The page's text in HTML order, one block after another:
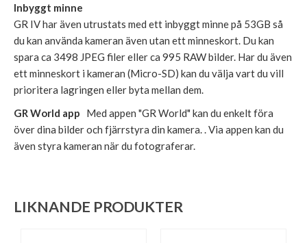
Inbyggt minne
GR IV har även utrustats med ett inbyggt minne på 53GB så
du kan använda kameran även utan ett minneskort. Du kan
spara ca 3498 JPEG filer eller ca 995 RAW bilder. Har du även
ett minneskort i kameran (Micro-SD) kan du välja vart du vill
prioritera lagringen eller byta mellan dem.
GR World app Med appen "GR World" kan du enkelt föra
över dina bilder och fjärrstyra din kamera. . Via appen kan du
även styra kameran när du fotograferar.
LIKNANDE PRODUKTER